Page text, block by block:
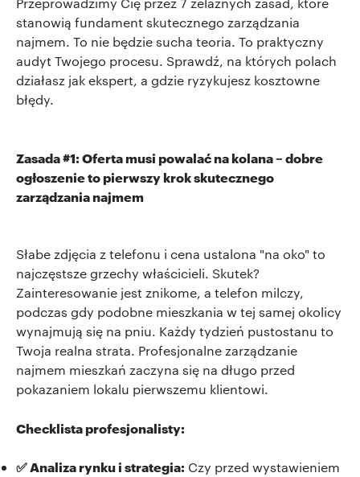
stanowią fundament skutecznego zarządzania
najmem. To nie będzie sucha teoria. To praktyczny
audyt Twojego procesu. Sprawdź, na których polach
działasz jak ekspert, a gdzie ryzykujesz kosztowne
błędy.
Zasada #1: Oferta musi powalać na kolana – dobre
ogłoszenie to pierwszy krok skutecznego
zarządzania najmem
Słabe zdjęcia z telefonu i cena ustalona "na oko" to
najczęstsze grzechy właścicieli. Skutek?
Zainteresowanie jest znikome, a telefon milczy,
podczas gdy podobne mieszkania w tej samej okolicy
wynajmują się na pniu. Każdy tydzień pustostanu to
Twoja realna strata. Profesjonalne zarządzanie
najmem mieszkań zaczyna się na długo przed
pokazaniem lokalu pierwszemu klientowi.
Checklista profesjonalisty:
✅ Analiza rynku i strategia: Czy przed wystawieniem